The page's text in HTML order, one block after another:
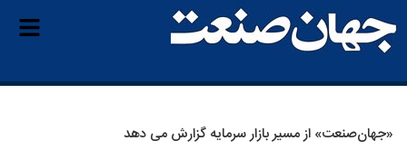
«جهان‌صنعت» از مسیر بازار سرمایه گزارش می دهد